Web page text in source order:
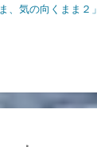
気の向くまま２」